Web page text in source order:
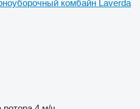
комбайн Laverda